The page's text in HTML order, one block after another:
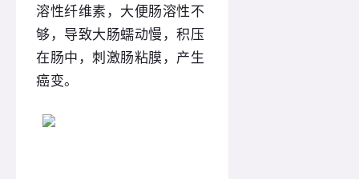
溶性纤维素，大便肠溶性不
够，导致大肠蠕动慢，积压
在肠中，刺激肠粘膜，产生
癌变。